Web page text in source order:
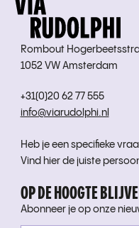
Rombout
1052 VW Amsterdam
+31(0)20 62 77 555
info@viarudolphi.nl
Heb je een specifieke
Vind hier de juiste
OP DE HOOGTE
Abonneer je op onze